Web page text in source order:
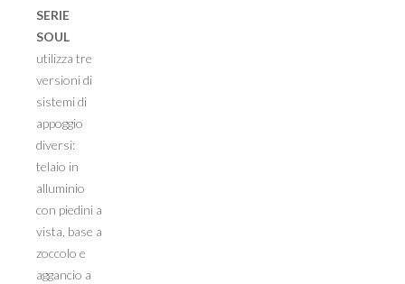
SERIE
SOUL
utilizza tre
versioni di
sistemi di
appoggio
diversi:
telaio in
alluminio
con piedini a
vista, base a
zoccolo e
aggancio a